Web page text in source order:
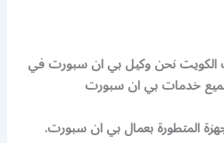
الكويت نحن وكيل بي ان سبورت في
المتطورة بعمال بي ان سبورت.